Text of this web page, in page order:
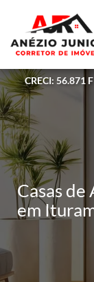
CRECI: 56.871 F
Casas de
em